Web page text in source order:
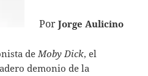
Por Jorge Aulicino
deMoby Dick, el
demonio de la